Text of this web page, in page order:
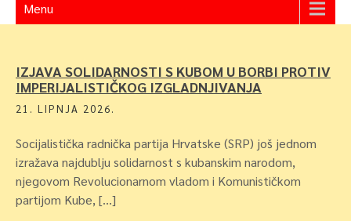
Menu
IZJAVA SOLIDARNOSTI S KUBOM U BORBI PROTIV
IMPERIJALISTIČKOG IZGLADNJIVANJA
21. LIPNJA 2026.
Socijalistička radnička partija Hrvatske (SRP) još jednom
izražava najdublju solidarnost s kubanskim narodom,
njegovom Revolucionarnom vladom i Komunističkom
partijom Kube, […]